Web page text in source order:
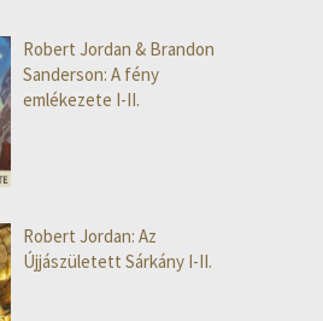
Robert Jordan & Brandon
Sanderson: A fény
emlékezete I-II.
Robert Jordan: Az
Újjászületett Sárkány I-II.